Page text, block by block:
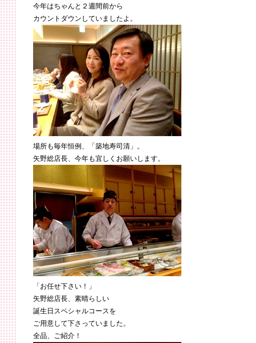
今年はちゃんと２週間前から
カウントダウンしていましたよ。
場所も毎年恒例、「築地寿司清」。
矢野総店長、今年も宜しくお願いします。
「お任せ下さい！」
矢野総店長、素晴らしい
誕生日スペシャルコースを
ご用意して下さっていました。
全品、ご紹介！